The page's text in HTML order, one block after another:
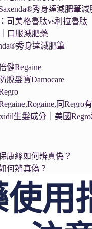
秀身達減肥筆
司美格魯肽vs利拉魯肽
口服減肥藥
秀身達減肥筆
健Regaine
脫髮寶Damocare
同Regro
生髮成分｜美國
康絲如何辨真偽？
何辨真偽？
用